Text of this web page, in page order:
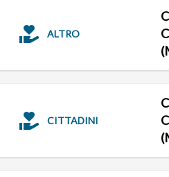
ALTRO
CITTADINI